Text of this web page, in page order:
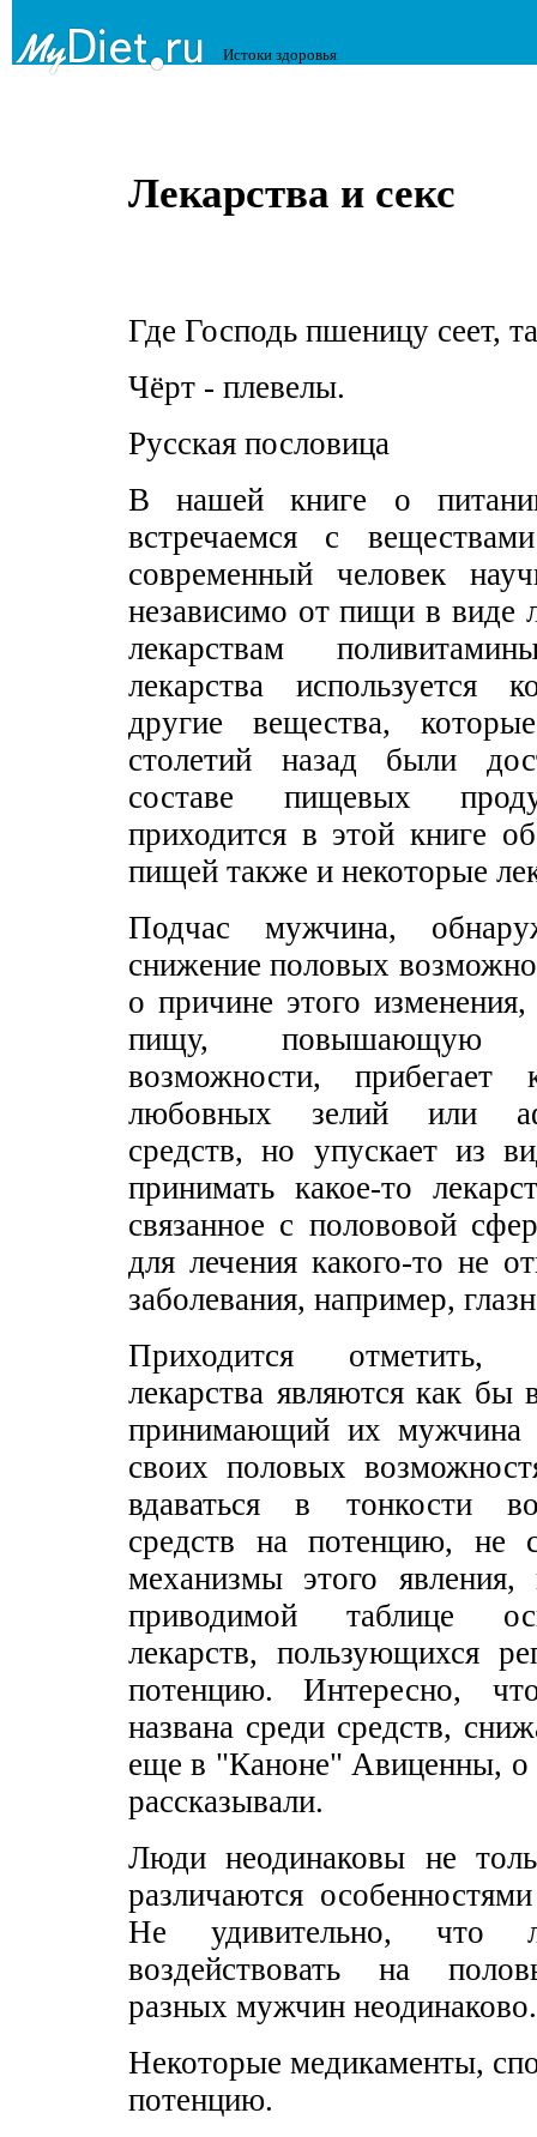
Истоки здоровья
Лекарства и секс
Где Господь пшеницу сеет,
Чёрт - плевелы.
Русская пословица
В нашей книге о
встречаемся с
современный человек
независимо от пищи в виде
лекарствам
лекарства используется
другие вещества,
столетий назад были
составе пищевых
приходится в этой книге
пищей также и некоторые
Подчас мужчина,
снижение половых
о причине этого
пищу, повышающую
возможности, прибегает
любовных зелий или
средств, но упускает из
принимать какое-то
связанное с полововой
для лечения какого-то не
заболевания, например,
Приходится отметить,
лекарства являются как бы
принимающий их мужчина
своих половых
вдаваться в тонкости
средств на потенцию, не
механизмы этого
приводимой таблице
лекарств, пользующихся
потенцию. Интересно,
названа среди средств,
еще в "Каноне" Авиценны, о
рассказывали.
Люди неодинаковы не
различаются
Не удивительно, что
воздействовать на
разных мужчин неодинаково.
Некоторые медикаменты,
потенцию.